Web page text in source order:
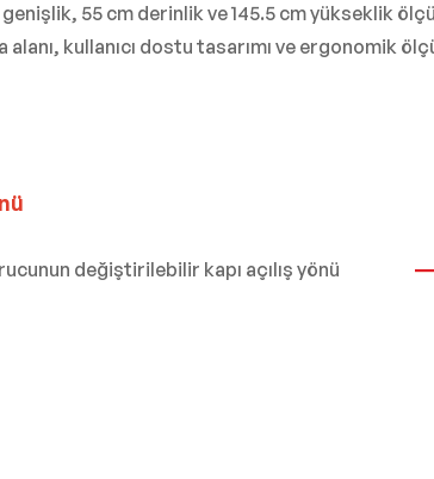
55 cm derinlik ve 145.5 cm yükseklik
kullanıcı dostu tasarımı ve ergonomik
değiştirilebilir kapı açılış yönü